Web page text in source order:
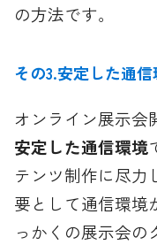
の方法です。
その3.安定した通
オンライン展示会
安定した通信環境
テンツ制作に尽力
要として通信環境
っかくの展示会の